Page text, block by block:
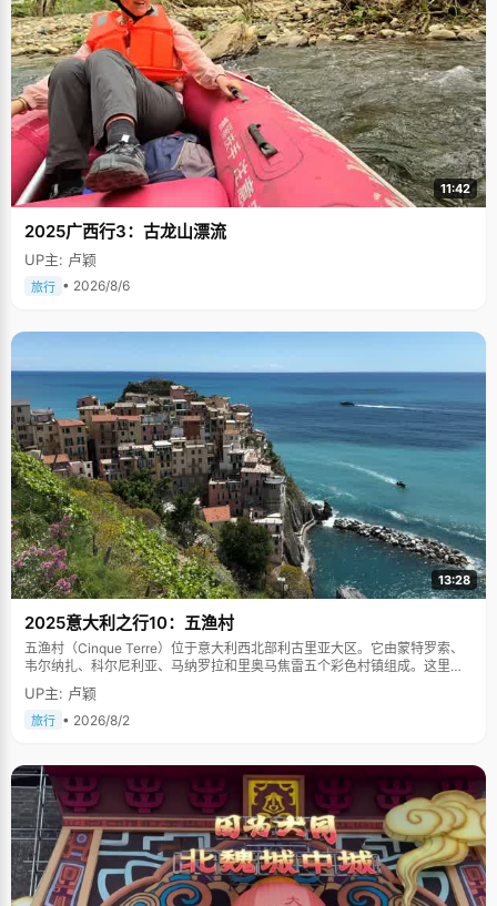
11:42
2025广西行3：古龙山漂流
UP主: 卢颖
旅行 • 2026/8/6
13:28
2025意大利之行10：五渔村
五渔村（Cinque Terre）位于意大利西北部利古里亚大区。它由蒙特罗索、
韦尔纳扎、科尔尼利亚、马纳罗拉和里奥马焦雷五个彩色村镇组成。这里依
山傍海，房屋色彩斑斓，1997年被列为世界文化遗产。
UP主: 卢颖
旅行 • 2026/8/2